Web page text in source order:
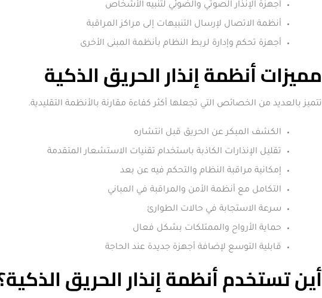
أجهزة الإنذار الصوتي والضوئي لتنبيه الأشخاص
أنظمة الاتصال لإرسال التنبيهات إلى مراكز المراقبة
أجهزة تحكم وإدارة لربط النظام بأنظمة المبنى الأخرى
مميزات أنظمة إنذار الحريق الذكية
تتميز بالعديد من الخصائص التي تجعلها أكثر كفاءة مقارنة بالأنظمة التقليدية.
الكشف المبكر عن الحريق قبل انتشاره
تقليل الإنذارات الكاذبة باستخدام تقنيات الاستشعار المتقدمة
إمكانية مراقبة النظام والتحكم فيه عن بعد
التكامل مع أنظمة الأمن والمراقبة في المباني
سرعة الاستجابة في حالات الطوارئ
حماية الأرواح والممتلكات بشكل فعال
قابلية التوسع لإضافة أجهزة جديدة عند الحاجة
أين تستخدم أنظمة إنذار الحريق